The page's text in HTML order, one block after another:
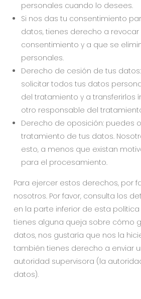
personales cuando lo desees.
Si nos das tu consentimiento
datos, tienes derecho a revocar
consentimiento y a que se
personales.
Derecho de cesión de tus
solicitar todos tus datos
del tratamiento y a transferirlos
otro responsable del
Derecho de oposición: puedes
tratamiento de tus datos.
esto, a menos que existan
para el procesamiento.
Para ejercer estos derechos, por
nosotros. Por favor, consulta los
en la parte inferior de esta política
tienes alguna queja sobre cómo
datos, nos gustaría que nos la
también tienes derecho a enviar
autoridad supervisora (la
datos).